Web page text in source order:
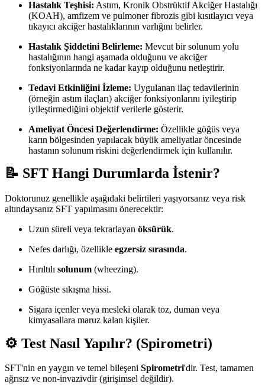
Hastalık Teşhisi: Astım, Kronik Obstrüktif Akciğer Hastalığı
(KOAH), amfizem ve pulmoner fibrozis gibi kısıtlayıcı veya
tıkayıcı akciğer hastalıklarının varlığını belirler.
Hastalık Şiddetini Belirleme: Mevcut bir solunum yolu
hastalığının hangi aşamada olduğunu ve akciğer
fonksiyonlarında ne kadar kayıp olduğunu netleştirir.
Tedavi Etkinliğini İzleme: Uygulanan ilaç tedavilerinin
(örneğin astım ilaçları) akciğer fonksiyonlarını iyileştirip
iyileştirmediğini objektif verilerle gösterir.
Ameliyat Öncesi Değerlendirme: Özellikle göğüs veya
karın bölgesinden yapılacak büyük ameliyatlar öncesinde
hastanın solunum riskini değerlendirmek için kullanılır.
📝 SFT Hangi Durumlarda İstenir?
Doktorunuz genellikle aşağıdaki belirtileri yaşıyorsanız veya risk
altındaysanız SFT yapılmasını önerecektir:
Uzun süreli veya tekrarlayan öksürük.
Nefes darlığı, özellikle egzersiz sırasında.
Hırıltılı solunum (wheezing).
Göğüste sıkışma hissi.
Sigara içenler veya mesleki olarak toz, duman veya
kimyasallara maruz kalan kişiler.
⚙️ Test Nasıl Yapılır? (Spirometri)
SFT'nin en yaygın ve temel bileşeni Spirometri'dir. Test, tamamen
ağrısız ve non-invazivdir (girişimsel değildir).